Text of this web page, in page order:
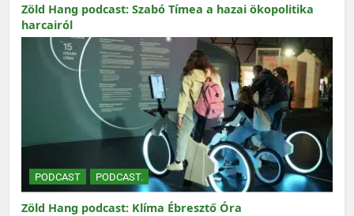
Zöld Hang podcast: Szabó Tímea a hazai ökopolitika
harcairól
PODCAST PODCAST.
Zöld Hang podcast: Klíma Ébresztő Óra